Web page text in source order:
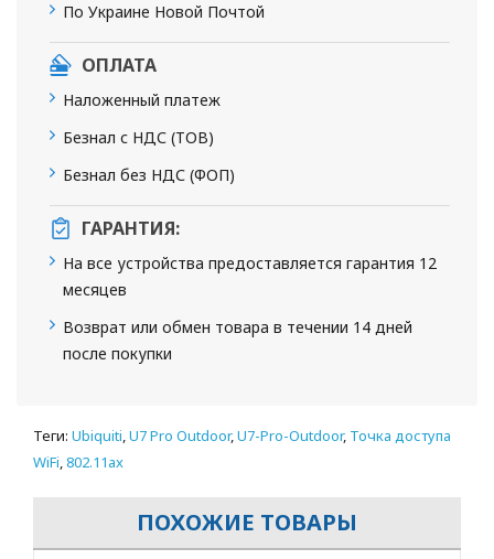
По Украине Новой Почтой
ОПЛАТА
Наложенный платеж
Безнал с НДС (ТОВ)
Безнал без НДС (ФОП)
ГАРАНТИЯ:
На все устройства предоставляется гарантия 12
месяцев
Возврат или обмен товара в течении 14 дней
после покупки
Теги: Ubiquiti,U7 Pro Outdoor,U7-Pro-Outdoor, Точка доступа
WiFi,802.11ax
ПОХОЖИЕ ТОВАРЫ